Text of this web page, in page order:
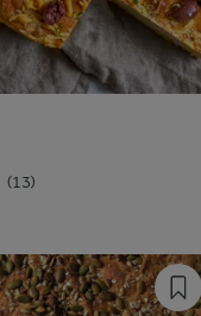
(13)